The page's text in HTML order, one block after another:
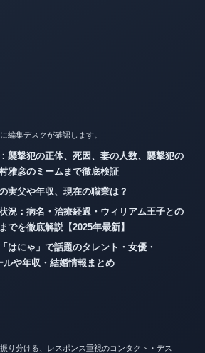
編集デスクが確認します。
襲撃犯の正体、死因、妻の人数、襲撃犯の
雅彦のミームまで徹底検証
実父や年収、現在の職業は？
況：病名・治療経過・ウィリアム王子との
でを徹底解説【2025年最新】
はにゃ」で話題のタレント・女優・
や年収・結婚情報まとめ
り分ける、レスポンス重視のコンタクト・デス